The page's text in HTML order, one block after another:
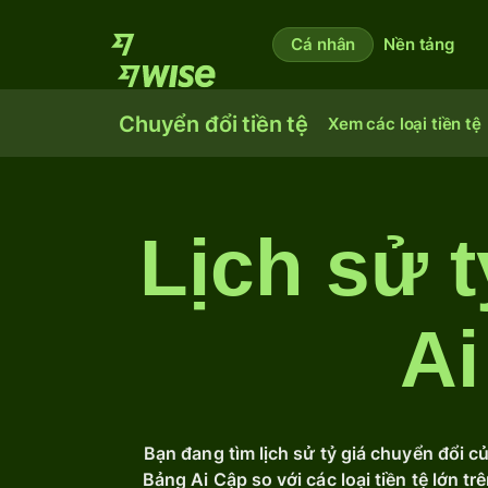
Cá nhân Nền tảng
Chuyển đổi tiền tệ Xem các loại tiền tệ
Lịch sử
Bạn đang tìm lịch sử tỷ giá chuyển đổi
Bảng Ai Cập so với các loại tiền tệ lớn